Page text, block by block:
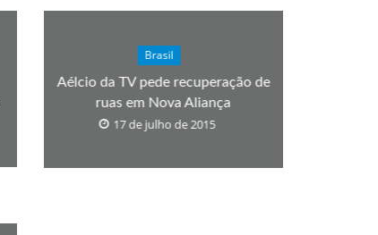
Brasil
Aélcio da TV pede recuperação de
ruas em Nova Aliança
17 de julho de 2015